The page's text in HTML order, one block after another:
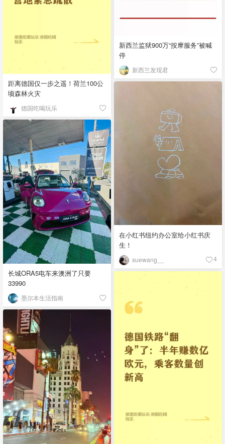
新西兰监狱900万“按摩服务”被喊
停
新西兰发现君
距离德国仅一步之遥！荷兰100公
顷森林火灾
德国吃喝玩乐
在小红书纽约办公室给小红书庆
生！
suewang__ 4
长城ORA5电车来澳洲了只要
33990
墨尔本生活指南